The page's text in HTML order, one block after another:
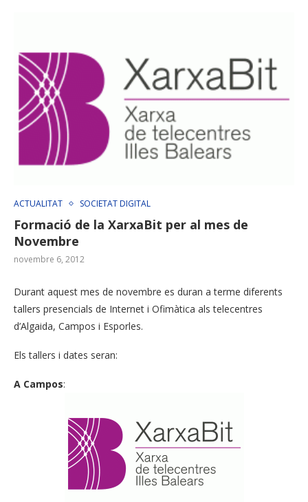
ACTUALITAT SOCIETAT DIGITAL
Formació de la XarxaBit per al mes de
Novembre
novembre 6, 2012
Durant aquest mes de novembre es duran a terme diferents
tallers presencials de Internet i Ofimàtica als telecentres
d’Algaida, Campos i Esporles.
Els tallers i dates seran:
A Campos: